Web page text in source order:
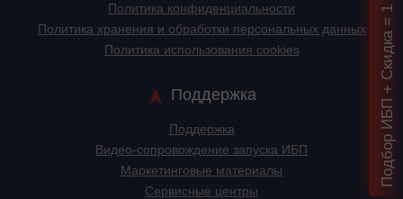
Политика конфиденциальности
Политика хранения и обработки персональных данных
Политика использования cookies
Поддержка
Поддержка
Видео-сопровождение запуска ИБП
Маркетинговые материалы
Сервисные центры
Подбор ИБП + Скидка = 1 мин!